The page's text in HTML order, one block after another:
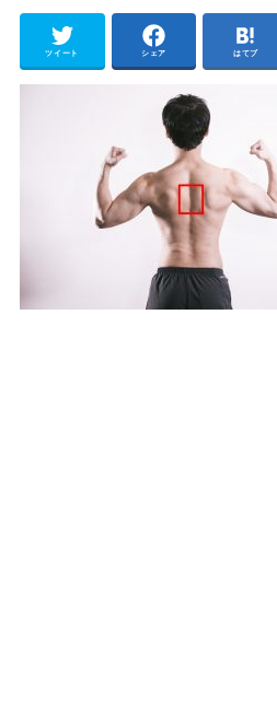
ツイート シェア はてブ